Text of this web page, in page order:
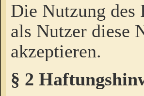
Die Nutzung des
als Nutzer diese
akzeptieren.
§ 2